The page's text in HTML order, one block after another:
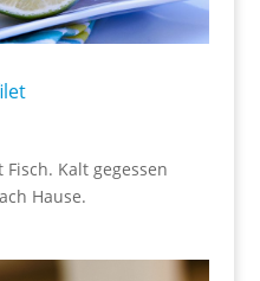
Kalt gegessen
Hause.